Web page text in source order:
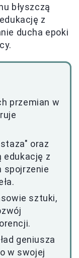
błyszczą
z
ducha epoki
przemian w
oraz
edukację z
spojrzenie
sztuki,
geniusza
w swojej